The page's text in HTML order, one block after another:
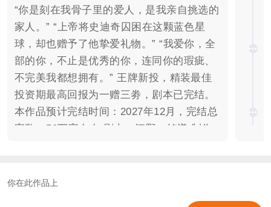
“你是刻在我骨子里的爱人，是我亲自挑选的
家人。” “上帝将史迪奇囚困在这颗蓝色星
球，却也赠予了他挚爱礼物。” “我爱你，全
部的你，不止是优秀的你，连同你的瑕疵、
不完美我都想拥有。” 王牌新投，精装最佳
投资期最高回报为一赠三劵，剧本已完结。
本作品预计完结时间：2027年12月，完结总
字数：50万字左右 剧本：江野、铭漾 制作
以西、惜语、阿光、子墨、廉少爷、阿玉、
你在此作品上